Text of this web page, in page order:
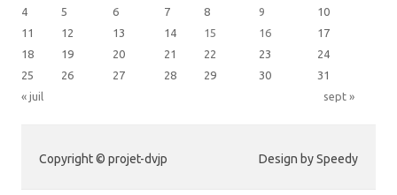
« juil sept »
4
5 6 7 8 9
10
11
12 13 14 15 16
17
18
19 20 21 22 23
24
25
26 27 28 29 30 31
Copyright © projet-dvjp Design by Speedy